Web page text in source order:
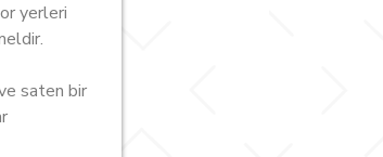
yerleri
saten bir